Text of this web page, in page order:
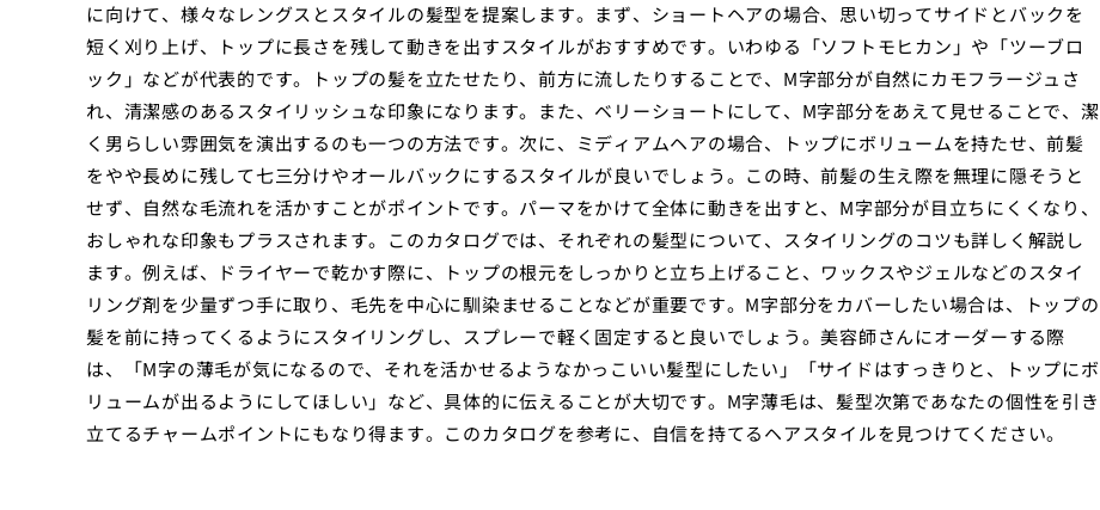
に向けて、様々なレングスとスタイルの髪型を提案します。まず、ショートヘアの場合、思い切ってサイドとバックを
短く刈り上げ、トップに長さを残して動きを出すスタイルがおすすめです。いわゆる「ソフトモヒカン」や「ツーブロ
ック」などが代表的です。トップの髪を立たせたり、前方に流したりすることで、M字部分が自然にカモフラージュさ
れ、清潔感のあるスタイリッシュな印象になります。また、ベリーショートにして、M字部分をあえて見せることで、潔
く男らしい雰囲気を演出するのも一つの方法です。次に、ミディアムヘアの場合、トップにボリュームを持たせ、前髪
をやや長めに残して七三分けやオールバックにするスタイルが良いでしょう。この時、前髪の生え際を無理に隠そうと
せず、自然な毛流れを活かすことがポイントです。パーマをかけて全体に動きを出すと、M字部分が目立ちにくくなり、
おしゃれな印象もプラスされます。このカタログでは、それぞれの髪型について、スタイリングのコツも詳しく解説し
ます。例えば、ドライヤーで乾かす際に、トップの根元をしっかりと立ち上げること、ワックスやジェルなどのスタイ
リング剤を少量ずつ手に取り、毛先を中心に馴染ませることなどが重要です。M字部分をカバーしたい場合は、トップの
髪を前に持ってくるようにスタイリングし、スプレーで軽く固定すると良いでしょう。美容師さんにオーダーする際
は、「M字の薄毛が気になるので、それを活かせるようなかっこいい髪型にしたい」「サイドはすっきりと、トップにボ
リュームが出るようにしてほしい」など、具体的に伝えることが大切です。M字薄毛は、髪型次第であなたの個性を引き
立てるチャームポイントにもなり得ます。このカタログを参考に、自信を持てるヘアスタイルを見つけてください。